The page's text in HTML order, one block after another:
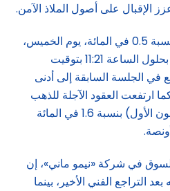
الإقبال على أصول الملاذ الآمن.
وصعد سعر الذهب الفوري بنسبة 0.5 في المائة، يوم الخميس،
ليبلغ 4114.06 دولار للأونصة بحلول الساعة 11:21 بتوقيت
في الجلسة السابقة إلى أدنى
ارتفعت العقود الآجلة للذهب
الأميركي تسليم ديسمبر (كانون الأول) بنسبة 1.6 في المائة
في شركة «نيمو ماني»، إن
التراجع الفني الأخير، بينما